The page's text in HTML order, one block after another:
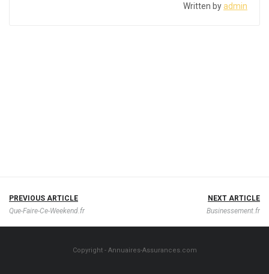
Written byadmin
PREVIOUS ARTICLE
Que-Faire-Ce-Weekend.fr
NEXT ARTICLE
Businessement.fr
Copyright - Annuaires-Assurances.com